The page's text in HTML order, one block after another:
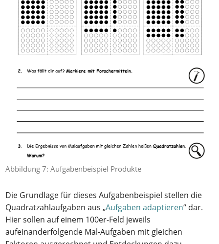
Abbildung 7: Aufgabenbeispiel Produkte
Die Grundlage für dieses Aufgabenbeispiel stellen die
Quadratzahlaufgaben aus „Aufgaben adaptieren“ dar.
Hier sollen auf einem 100er-Feld jeweils
aufeinanderfolgende Mal-Aufgaben mit gleichen